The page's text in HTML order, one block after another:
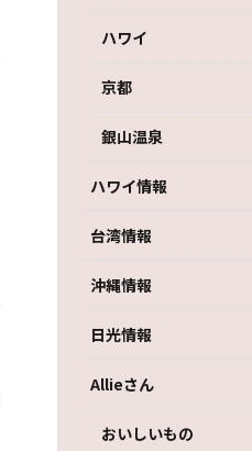
ハワイ
京都
銀山温泉
ハワイ情報
台湾情報
沖縄情報
日光情報
Allieさん
おいしいもの